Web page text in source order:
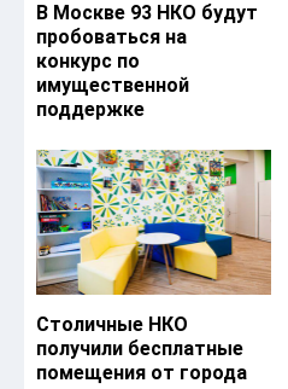
В Москве 93 НКО будут
пробоваться на
конкурс по
имущественной
поддержке
Столичные НКО
получили бесплатные
помещения от города